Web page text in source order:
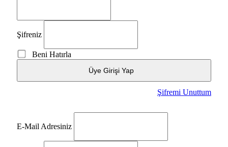
Şifreniz
Beni Hatırla
Üye Girişi Yap
Şifremi Unuttum
E-Mail Adresiniz